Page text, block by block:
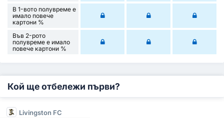
В 1-вото полувреме е
имало повече
картони %
Във 2-рото
полувреме е имало
повече картони %
Кой ще отбележи първи?
Livingston FC